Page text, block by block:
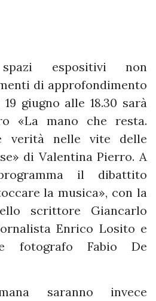
espositivi non
di approfondimento
giugno alle 18.30 sarà
«La mano che resta.
verità nelle vite delle
di Valentina Pierro. A
il dibattito
la musica», con la
scrittore Giancarlo
Enrico Losito e
fotografo Fabio De
saranno invece